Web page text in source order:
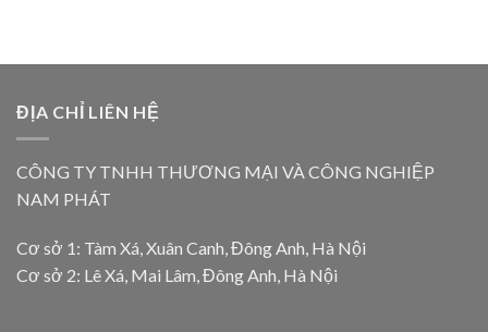
ĐỊA CHỈ LIÊN HỆ
CÔNG TY TNHH THƯƠNG MẠI VÀ CÔNG NGHIỆP
NAM PHÁT
Cơ sở 1: Tàm Xá, Xuân Canh, Đông Anh, Hà Nội
Cơ sở 2: Lê Xá, Mai Lâm, Đông Anh, Hà Nội